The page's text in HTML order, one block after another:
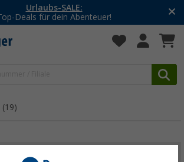
Urlaubs-SALE:
Deals für dein Abenteuer!
(19)